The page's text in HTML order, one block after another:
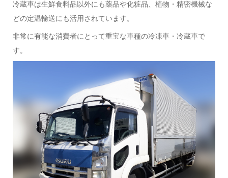
冷蔵車は生鮮食料品以外にも薬品や化粧品、植物・精密機械な
どの定温輸送にも活用されています。
非常に有能な消費者にとって重宝な車種の冷凍車・冷蔵車で
す。